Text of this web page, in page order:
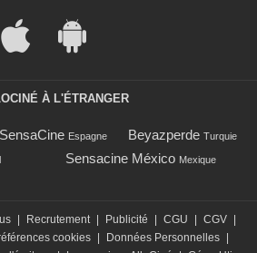
À L'ÉTRANGER
SensaCine Espagne Beyazperde Turquie
Sensacine México Mexique
Recrutement Publicité CGU CGV
cookies Données Personnelles